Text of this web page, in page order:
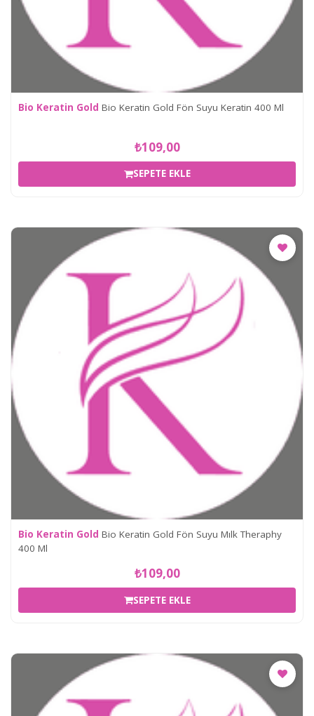
Bio Keratin Gold Bio Keratin Gold Fön Suyu Keratin 400 Ml
₺109,00
SEPETE EKLE
Bio Keratin Gold Bio Keratin Gold Fön Suyu Mılk Theraphy
400 Ml
₺109,00
SEPETE EKLE